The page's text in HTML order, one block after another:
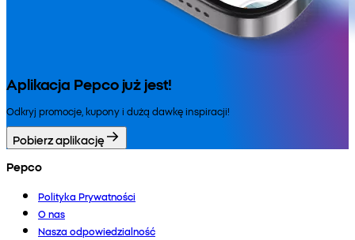
Aplikacja Pepco już jest!
Odkryj promocje, kupony i dużą dawkę inspiracji!
Pobierz aplikację
Pepco
Polityka Prywatności
O nas
Nasza odpowiedzialność